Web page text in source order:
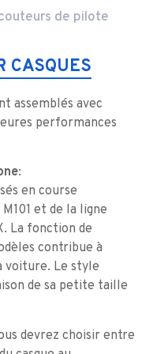
de pilote
CASQUES
assemblés avec
performances
:
en course
et de la ligne
La fonction de
contribue à
voiture. Le style
de sa petite taille
devrez choisir entre